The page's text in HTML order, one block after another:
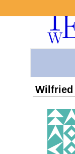
Wilfried